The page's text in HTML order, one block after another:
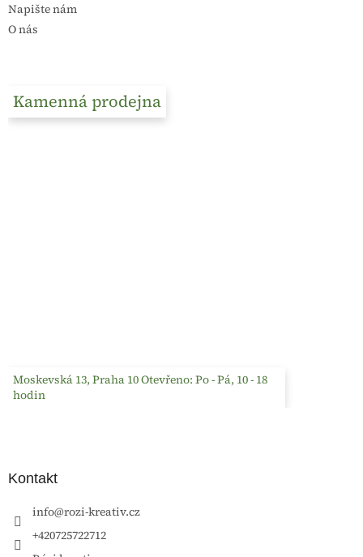
Napište nám
O nás
Kamenná prodejna
Moskevská 13, Praha 10 Otevřeno: Po - Pá, 10 - 18
hodin
Kontakt
info@rozi-kreativ.cz
+420725722712